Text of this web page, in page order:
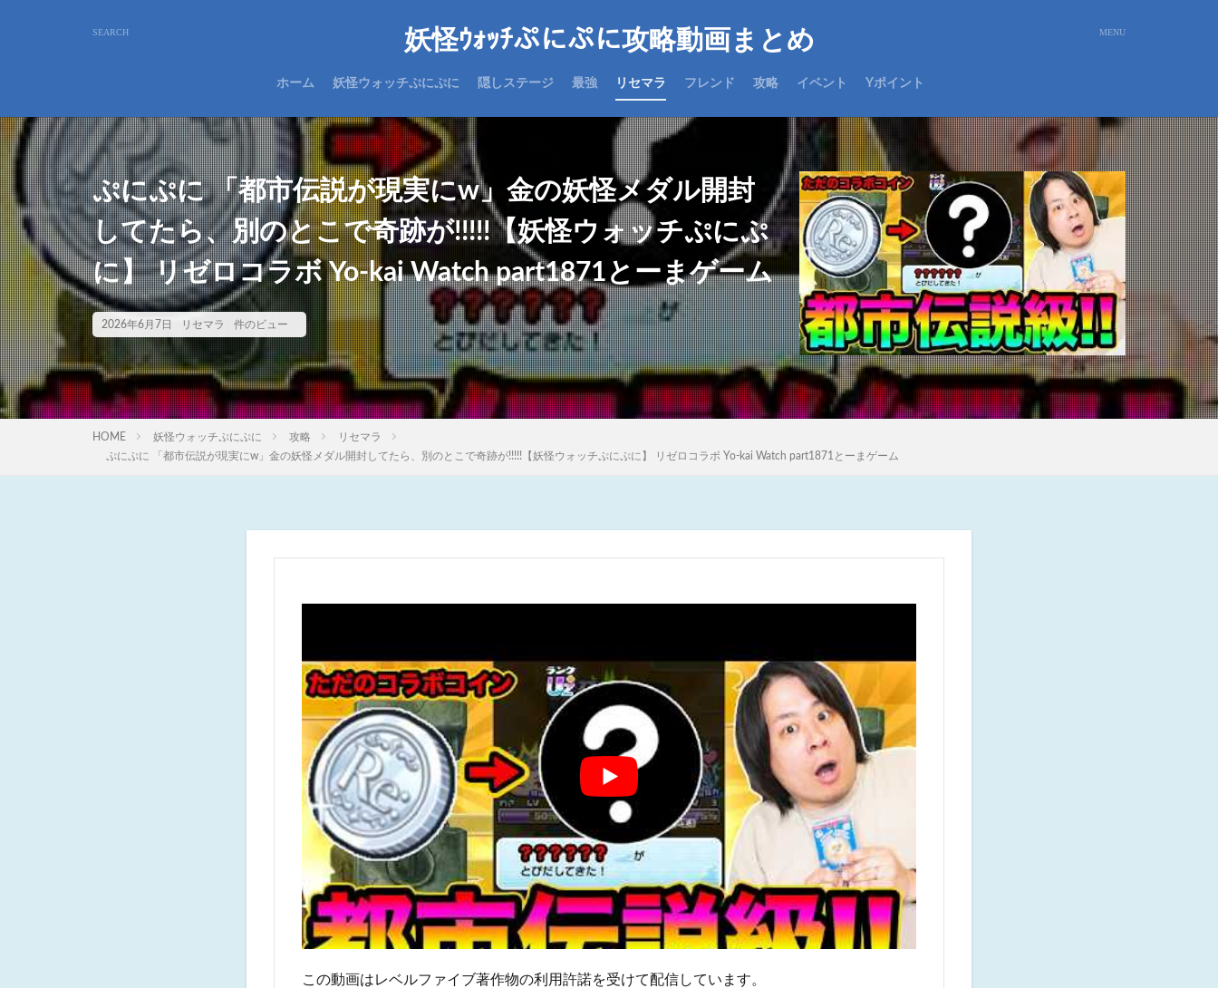
妖怪ｳｫｯﾁぷにぷに攻略動画まとめ
ホーム 妖怪ウォッチぷにぷに 隠しステージ 最強 リセマラ フレンド 攻略 イベント Yポイント
ぷにぷに 「都市伝説が現実にw」金の妖怪メダル開封
してたら、別のとこで奇跡が!!!!!【妖怪ウォッチぷにぷ
に】 リゼロコラボ Yo-kai Watch part1871とーまゲーム
2026年6月7日 リセマラ 件のビュー
HOME 妖怪ウォッチぷにぷに 攻略
リセマラ
ぷにぷに 「都市伝説が現実にw」金の妖怪メダル開封してたら、別のとこで奇跡が!!!!!【妖怪ウォッチぷにぷに】 リゼロコラボ Yo-kai Watch part1871とーまゲーム
この動画はレベルファイブ著作物の利用許諾を受けて配信しています。